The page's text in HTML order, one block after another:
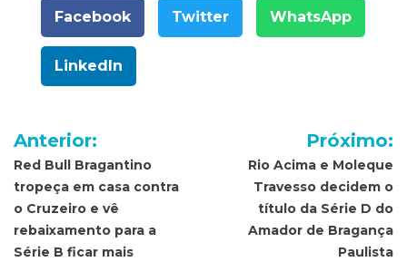
Facebook Twitter WhatsApp
LinkedIn
Navegação
de
Post
Anterior:
Red Bull Bragantino
tropeça em casa contra
o Cruzeiro e vê
rebaixamento para a
Série B ficar mais
Próximo:
Rio Acima e Moleque
Travesso decidem o
título da Série D do
Amador de Bragança
Paulista